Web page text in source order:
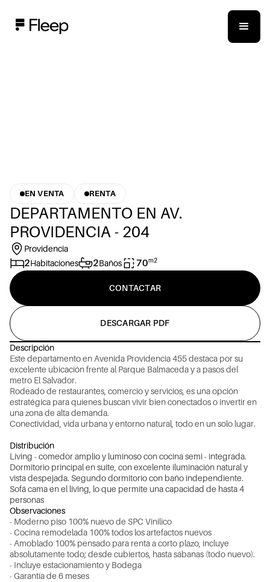
EN VENTA RENTA
DEPARTAMENTO EN AV.
PROVIDENCIA - 204
Providencia
2Habitaciones 2Baños 70m2
CONTACTAR
DESCARGAR PDF
Descripción
Este departamentoenAvenida Providencia455destaca porsu
excelente ubicaciónfrente al Parque Balmacedaya pasosdel
metro El Salvador.
Rodeadode restaurantes, comercioyservicios, es unaopción
estratégica paraquienes buscanvivir bienconectadoso invertiren
unazonade altademanda.
Conectividad, vida urbanayentorno natural, todoen unsolo lugar.
Distribución
Living -comedoramplioy luminosoconcocinasemi- integrada.
Dormitorio principalensuite, conexcelente iluminación naturaly
vistadespejada.Segundodormitoriocon baño independiente.
Sofácamaenel living, loque permite unacapacidad de hasta4
personas
Observaciones
- Moderno piso 100% nuevode SPC Vinilico
-Cocina remodelada 100%todos losartefactos nuevos
-Amoblado 100% pensado para rentaacorto plazo, incluye
absolutamente todo; desde cubiertos, hastasábanas (todo nuevo).
- Incluye estacionamientoy Bodega
-Garantíade 6 meses